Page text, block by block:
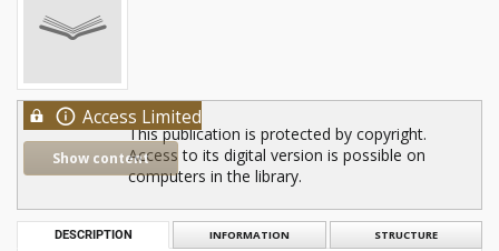
Access Limited
Show content
This publication is protected by copyright.
Access to its digital version is possible on
computers in the library.
DESCRIPTION INFORMATION STRUCTURE